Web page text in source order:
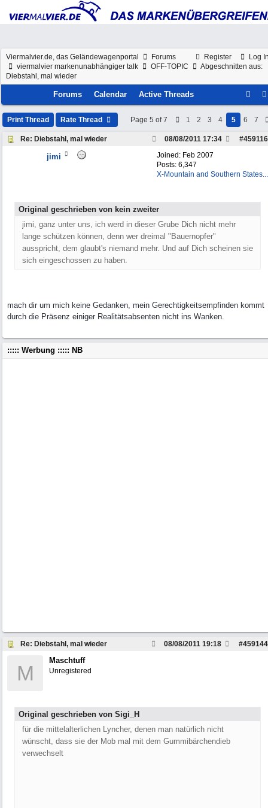
Register Log
Viermalvier.de, das Geländewagenportal
Forums
viermalvier markenunabhängiger talk
OFF-TOPIC
Abgeschnitten aus:
Diebstahl, mal wieder
Forums Calendar Active Threads
Print Thread Rate Thread Page 5 of 7 1 2 3 4 5 6 7
Re: Diebstahl, mal wieder #459116
08/08/2011 17:34
Joined: Feb 2007
Posts: 6,347
X-Mountain and Southern States...
jimi
Original geschrieben von kein zweiter
jimi, ganz unter uns, ich werd in dieser Grube Dich nicht mehr
lange schützen können, denn wer dreimal "Bauernopfer"
ausspricht, dem glaubt's niemand mehr. Und auf Dich scheinen sie
sich eingeschossen zu haben.
mach dir um mich keine Gedanken, mein Gerechtigkeitsempfinden kommt
durch die Präsenz einiger Realitätsabsenten nicht ins Wanken.
::::: Werbung ::::: NB
Re: Diebstahl, mal wieder #459144
08/08/2011 19:18
M
Maschtuff
Unregistered
Original geschrieben von Sigi_H
für die mittelalterlichen Lyncher, denen man natürlich nicht
wünscht, dass sie der Mob mal mit dem Gummibärchendieb
verwechselt